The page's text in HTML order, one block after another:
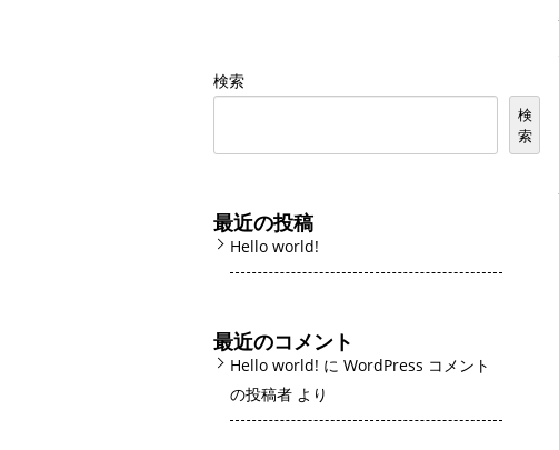
検索
検
索
最近の投稿
Hello world!
最近のコメント
Hello world! に WordPress コメント
の投稿者 より